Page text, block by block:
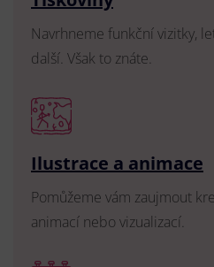
Navrhneme funkční vizitky,
další. Však to znáte.
Ilustrace a animace
Pomůžeme vám zaujmout
animací nebo vizualizací.